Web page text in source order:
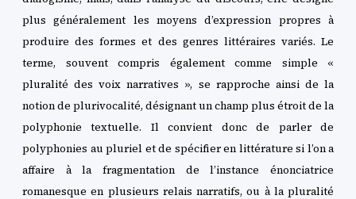
plus généralement les moyens d’expression propres à
produire des formes et des genres littéraires variés. Le
terme, souvent compris également comme simple «
pluralité des voix narratives », se rapproche ainsi de la
notion de plurivocalité, désignant un champ plus étroit de la
polyphonie textuelle. Il convient donc de parler de
polyphonies au pluriel et de spécifier en littérature si l’on a
affaire à la fragmentation de l’instance énonciatrice
romanesque en plusieurs relais narratifs, ou à la pluralité